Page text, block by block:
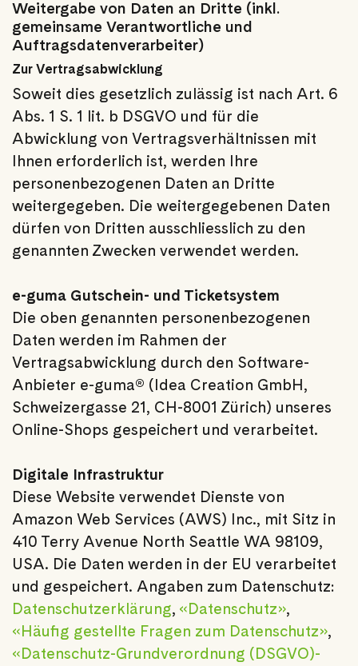
Weitergabe von Daten an Dritte (inkl.
gemeinsame Verantwortliche und
Auftragsdatenverarbeiter)
Zur Vertragsabwicklung
Soweit dies gesetzlich zulässig ist nach Art. 6
Abs. 1 S. 1 lit. b DSGVO und für die
Abwicklung von Vertragsverhältnissen mit
Ihnen erforderlich ist, werden Ihre
personenbezogenen Daten an Dritte
weitergegeben. Die weitergegebenen Daten
dürfen von Dritten ausschliesslich zu den
genannten Zwecken verwendet werden.
e-guma Gutschein- und Ticketsystem
Die oben genannten personenbezogenen
Daten werden im Rahmen der
Vertragsabwicklung durch den Software-
Anbieter e-guma® (Idea Creation GmbH,
Schweizergasse 21, CH-8001 Zürich) unseres
Online-Shops gespeichert und verarbeitet.
Digitale Infrastruktur
Diese Website verwendet Dienste von
Amazon Web Services (AWS) Inc., mit Sitz in
410 Terry Avenue North Seattle WA 98109,
USA. Die Daten werden in der EU verarbeitet
und gespeichert. Angaben zum Datenschutz:
Datenschutzerklärung, «Datenschutz»,
«Häufig gestellte Fragen zum Datenschutz»,
«Datenschutz-Grundverordnung (DSGVO)-